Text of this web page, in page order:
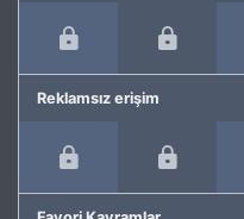
Reklamsız erişim